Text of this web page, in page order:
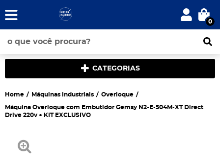
0
CATEGORIAS
Home Máquinas industriais Overloque
Máquina Overloque com Embutidor Gemsy N2-E-504M-XT Direct
Drive 220v + KIT EXCLUSIVO